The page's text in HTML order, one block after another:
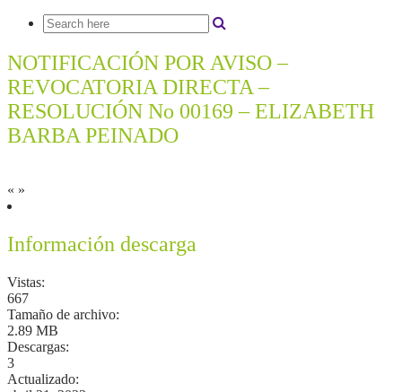
NOTIFICACIÓN POR AVISO –
REVOCATORIA DIRECTA –
RESOLUCIÓN No 00169 – ELIZABETH
BARBA PEINADO
« »
Información descarga
Vistas:
667
Tamaño de archivo:
2.89 MB
Descargas:
3
Actualizado: